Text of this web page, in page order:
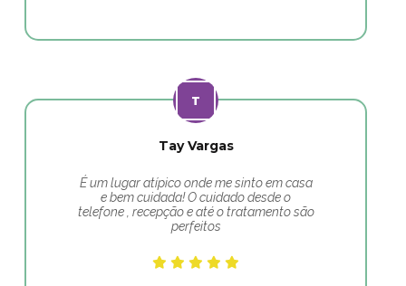
Tay Vargas
É um lugar atípico onde me sinto em casa
e bem cuidada! O cuidado desde o
telefone , recepção e até o tratamento são
perfeitos